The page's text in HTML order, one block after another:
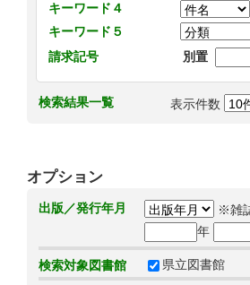
キーワード４
キーワード５
請求記号
別置
検索結果一覧 表示件数
オプション
出版／発行年月
※雑
年
検索対象図書館 県立図書館